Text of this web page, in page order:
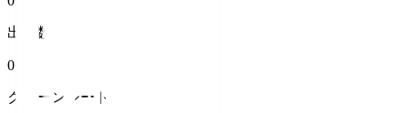
出場数
0
クリーンシート